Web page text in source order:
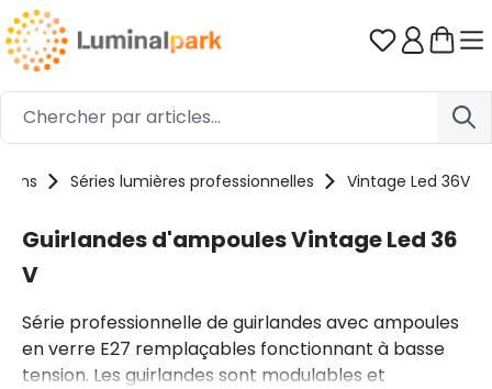
Passer au contenu principal Vous avez
Séries lumières professionnelles Vintage Led 36V
Guirlandes d'ampoules Vintage Led 36
V
Série professionnelle de guirlandes avec ampoules
en verre E27 remplaçables fonctionnant à basse
tension. Les guirlandes sont modulables et